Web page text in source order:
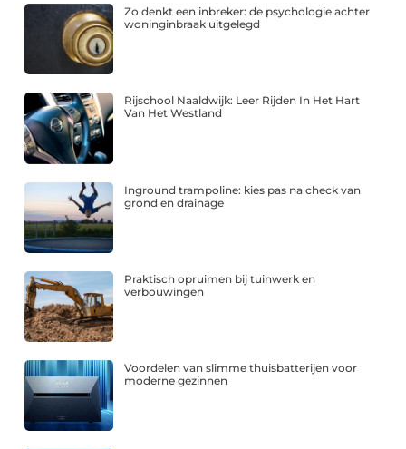
Zo denkt een inbreker: de psychologie achter
woninginbraak uitgelegd
Rijschool Naaldwijk: Leer Rijden In Het Hart
Van Het Westland
Inground trampoline: kies pas na check van
grond en drainage
Praktisch opruimen bij tuinwerk en
verbouwingen
Voordelen van slimme thuisbatterijen voor
moderne gezinnen